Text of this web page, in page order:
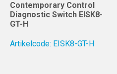
Contemporary Control
Diagnostic Switch EISK8-
GT-H
Artikelcode: EISK8-GT-H